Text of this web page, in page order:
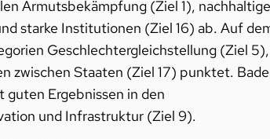
Armutsbekämpfung (Ziel 1),
starke Institutionen (Ziel 16) ab. Auf
Geschlechtergleichstellung (Ziel 5),
zwischen Staaten (Ziel 17) punktet.
Ergebnissen in den
und Infrastruktur (Ziel 9).